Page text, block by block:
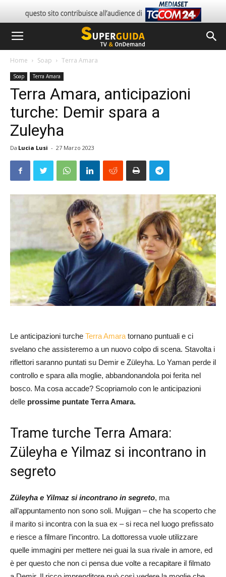
Home Soap Terra Amara
Soap Terra Amara
Terra Amara, anticipazioni
turche: Demir spara a
Zuleyha
Da Lucia Lusi - 27 Marzo 2023
Le anticipazioni turche Terra Amara tornano puntuali e ci
svelano che assisteremo a un nuovo colpo di scena. Stavolta i
riflettori saranno puntati su Demir e Züleyha. Lo Yaman perde il
controllo e spara alla moglie, abbandonandola poi ferita nel
bosco. Ma cosa accade? Scopriamolo con le anticipazioni
delle prossime puntate Terra Amara.
Trame turche Terra Amara:
Züleyha e Yilmaz si incontrano in
segreto
Züleyha e Yilmaz si incontrano in segreto, ma
all’appuntamento non sono soli. Mujigan – che ha scoperto che
il marito si incontra con la sua ex – si reca nel luogo prefissato
e riesce a filmare l’incontro. La dottoressa vuole utilizzare
quelle immagini per mettere nei guai la sua rivale in amore, ed
è per questo che non ci pensa due volte a recapitare il filmato